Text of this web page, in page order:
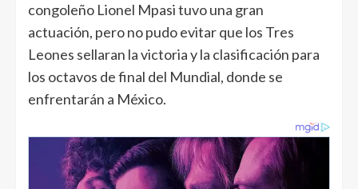
congoleño Lionel Mpasi tuvo una gran
actuación, pero no pudo evitar que los Tres
Leones sellaran la victoria y la clasificación para
los octavos de final del Mundial, donde se
enfrentarán a México.